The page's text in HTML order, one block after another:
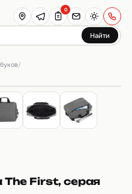
Найти
0
/
First, серая